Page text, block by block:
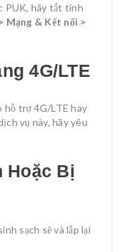
PUK, hãy tắt tính
Mạng & Kết nối >
4G/LTE
hỗ trợ 4G/LTE hay
vụ này, hãy yêu
Hoặc Bị
sạch sẽ và lắp lại